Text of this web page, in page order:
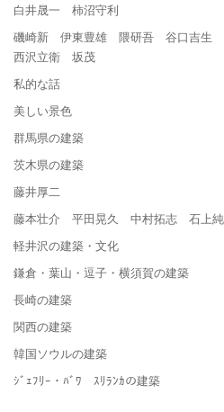
白井晟一 柿沼守利
磯崎新 伊東豊雄 隈研吾 谷口吉生
西沢立衛 坂茂
私的な話
美しい景色
群馬県の建築
茨木県の建築
藤井厚二
藤本壮介 平田晃久 中村拓志 石上
軽井沢の建築・文化
鎌倉・葉山・逗子・横須賀の建築
長崎の建築
関西の建築
韓国ソウルの建築
ｼﾞｪﾌﾘｰ・ﾊﾞﾜ ｽﾘﾗﾝｶの建築